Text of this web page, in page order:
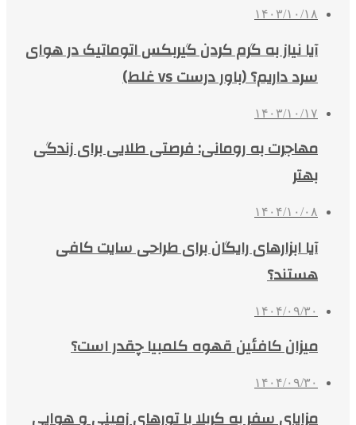
۱۴۰۳/۱۰/۱۸
آیا نیاز به گرم کردن گیربکس اتوماتیک در هوای
سرد داریم؟ (باور درست vs غلط)
۱۴۰۳/۱۰/۱۷
مهاجرت به رومانی: فرصتی طلایی برای زندگی
بهتر
۱۴۰۴/۱۰/۰۸
آیا ابزارهای رایگان برای طراحی سایت کافی
هستند؟
۱۴۰۴/۰۹/۳۰
میزان کافئین قهوه کلمبیا چقدر است؟
۱۴۰۴/۰۹/۳۰
مزایای سفر به کربلا با تورهای زمینی و هوایی